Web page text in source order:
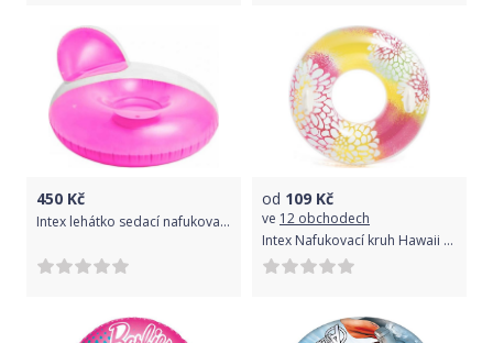
450 Kč
Intex lehátko sedací nafukovací 137 x 122 cm - Růžové.
od 109 Kč
ve 12 obchodech
Intex Nafukovací kruh Hawaii s úchyty, 97 cm